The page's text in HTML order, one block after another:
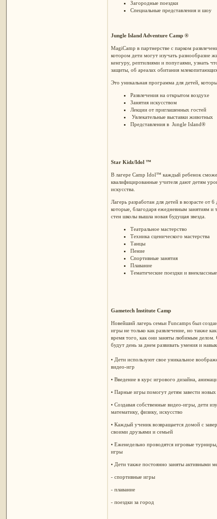
Загородные поездки
Специальные представления и шоу
Jungle Island Adventure Camp ®
MagiCamp в партнерстве с парком
котором дети могут изучать разнообразие
кенгуру, рептилиями и попугаями, узнать
защиты, об ареалах обитания
Это уникальная программа для детей,
Развлечения на открытом воздухе
Занятия искусством
Лекции от приглашенных гостей
Увлекательные выставки животных
Представления в Jungle Island®
Star Kidz/Idol ™
В лагере Camp Idol™ каждый ребенок
квалифицированные учителя дают детям
искусства.
Лагерь разработан для детей в возрасте от
которые, благодаря ежедневным занятиям
стен школы вышла новая будущая звезда.
Театральное мастерство
Техника сценического мастерства
Танцы
Пение
Спортивные занятия
Плавание
Тематические поездки и
Gametech Institute Camp
Новейший лагерь семьи Funcamps был
игры не только как развлечение, но также
время того, как они заняты любимым
будут день за днем развивать умения и
• Дети используют свое уникальное
видео-игр
• Введение в курс игрового дизайна,
• Парные игры помогут детям завести
• Создавая собственные видео-игры, дети
математику, физику, искусство
• Каждый ученик возвращается домой с
своими друзьями и семьей
• Еженедельно проводятся игровые
игры
• Дети также постоянно заняты активными
- спортивные игры
- плавание
- поездки за город